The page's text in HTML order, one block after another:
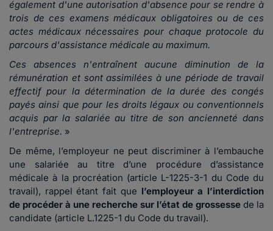
également d'une autorisation d'absence pour se rendre à
trois de ces examens médicaux obligatoires ou de ces
actes médicaux nécessaires pour chaque protocole du
parcours d'assistance médicale au maximum.
Ces absences n'entraînent aucune diminution de la
rémunération et sont assimilées à une période de travail
effectif pour la détermination de la durée des congés
payés ainsi que pour les droits légaux ou conventionnels
acquis par la salariée au titre de son ancienneté dans
l'entreprise. »
De même, l’employeur ne peut discriminer à l’embauche
une salariée au titre d’une procédure d’assistance
médicale à la procréation (article L-1225-3-1 du Code du
travail), rappel étant fait que l’employeur a l’interdiction
de procéder à une recherche sur l’état de grossesse de la
candidate (article L.1225-1 du Code du travail).